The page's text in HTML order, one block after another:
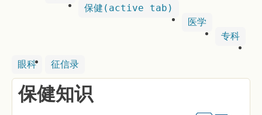
保健 (active tab)
医学
专科
眼科 征信录
保健知识